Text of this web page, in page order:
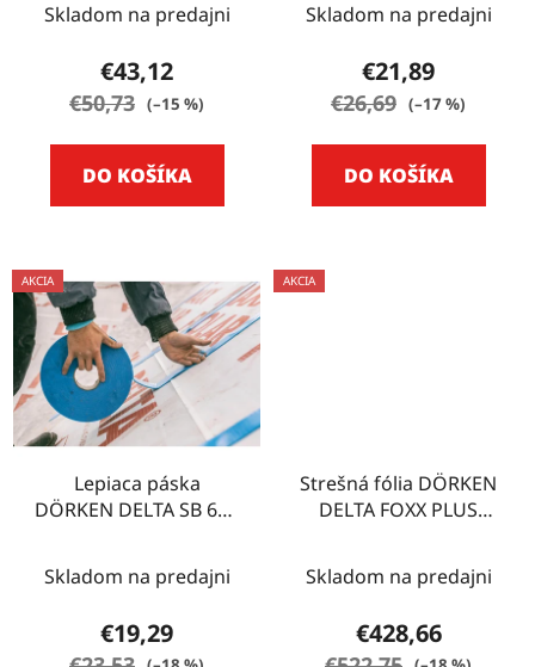
Skladom na predajni
€43,12
€50,73 (–15 %)
DO KOŠÍKA
Skladom na predajni
€21,89
€26,69 (–17 %)
DO KOŠÍKA
AKCIA
Lepiaca páska
DÖRKEN DELTA SB 60 -
Skladom na predajni
€19,29
AKCIA
Strešná fólia DÖRKEN
DELTA FOXX PLUS
Skladom na predajni
€428,66